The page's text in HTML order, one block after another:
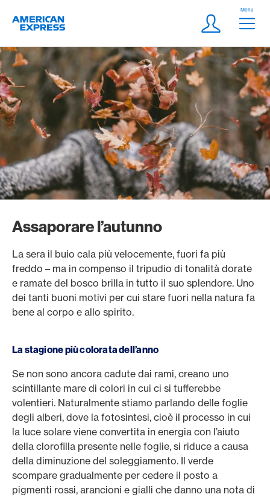
Logo
Meta
Login
Menu
Assaporare l’autunno
La sera il buio cala più velocemente, fuori fa più
freddo – ma in compenso il tripudio di tonalità dorate
e ramate del bosco brilla in tutto il suo splendore. Uno
dei tanti buoni motivi per cui stare fuori nella natura fa
bene al corpo e allo spirito.
La stagione più colorata dell’anno
Se non sono ancora cadute dai rami, creano uno
scintillante mare di colori in cui ci si tufferebbe
volentieri. Naturalmente stiamo parlando delle foglie
degli alberi, dove la fotosintesi, cioè il processo in cui
la luce solare viene convertita in energia con l’aiuto
della clorofilla presente nelle foglie, si riduce a causa
della diminuzione del soleggiamento. Il verde
scompare gradualmente per cedere il posto a
pigmenti rossi, arancioni e gialli che danno una nota di